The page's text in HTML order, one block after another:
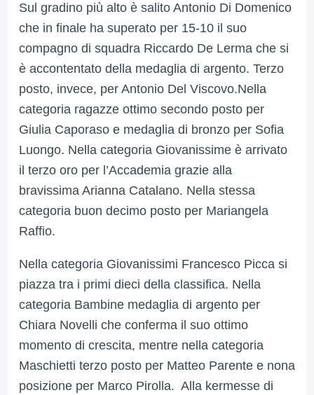
Sul gradino più alto è salito Antonio Di Domenico
che in finale ha superato per 15-10 il suo
compagno di squadra Riccardo De Lerma che si
è accontentato della medaglia di argento. Terzo
posto, invece, per Antonio Del Viscovo.Nella
categoria ragazze ottimo secondo posto per
Giulia Caporaso e medaglia di bronzo per Sofia
Luongo. Nella categoria Giovanissime è arrivato
il terzo oro per l’Accademia grazie alla
bravissima Arianna Catalano. Nella stessa
categoria buon decimo posto per Mariangela
Raffio.
Nella categoria Giovanissimi Francesco Picca si
piazza tra i primi dieci della classifica. Nella
categoria Bambine medaglia di argento per
Chiara Novelli che conferma il suo ottimo
momento di crescita, mentre nella categoria
Maschietti terzo posto per Matteo Parente e nona
posizione per Marco Pirolla. Alla kermesse di